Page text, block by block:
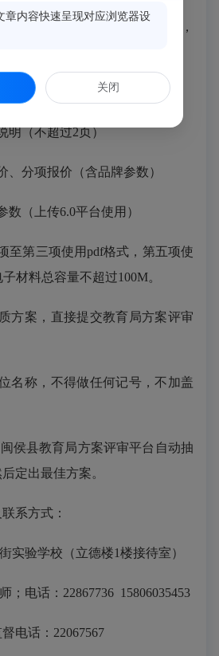
间：202
6:00前，
司上传的电子稿要求如下：
明（不超过2页）
、分项报价（含品牌参数）
数（上传6.0平台使用）
至第三项使用pdf格式，第五项使
子材料总容量不超过100M。
方案，直接提交教育局方案评审
名称，不得做任何记号，不加盖
侯县教育局方案评审平台自动抽
定出最佳方案。
系方式：
街实验学校 （立德楼1楼接待室）
；电话： 22867736 15806035453
电话： 22067567
章内容快速呈现对应浏览器设
关闭